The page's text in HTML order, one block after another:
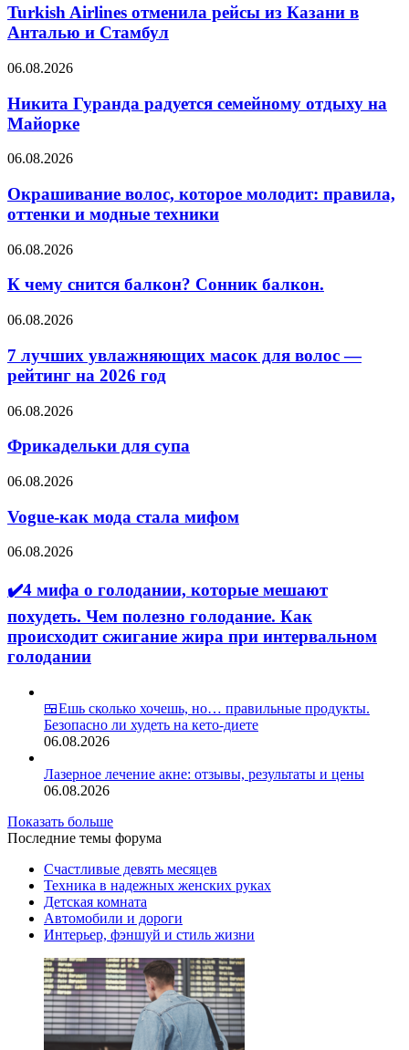
отменила
рейсы
из
в
и
Стамбул
Turkish Airlines отменила рейсы из Казани в
Анталью и Стамбул
Никита
радуется
семейному
отдыху
Майорке
06.08.2026
Никита Гуранда радуется семейному отдыху на
Майорке
Окрашивание
которое
молодит:
правила,
и
техники
06.08.2026
Окрашивание волос, которое молодит: правила,
оттенки и модные техники
К
снится
балкон?
Сонник
06.08.2026
К чему снится балкон? Сонник балкон.
7
увлажняющих
масок
для
—
на
год
06.08.2026
7 лучших увлажняющих масок для волос —
рейтинг на 2026 год
Фрикадельки
супа
06.08.2026
Фрикадельки для супа
Vogue-
мода
стала
мифом
06.08.2026
Vogue-как мода стала мифом
✔️4
о
которые
мешают
похудеть.
полезно
голодание.
происходит
сжигание
голодании
06.08.2026
✔️4 мифа о голодании, которые мешают
похудеть. Чем полезно голодание. Как
происходит сжигание жира при интервальном
голодании
🍱Ешь сколько хочешь, но… правильные продукты.
Безопасно ли худеть на кето-диете
06.08.2026
Лазерное лечение акне: отзывы, результаты и цены
06.08.2026
Показать больше
Последние темы форума
Счастливые девять месяцев
Техника в надежных женских руках
Детская комната
Автомобили и дороги
Интерьер, фэншуй и стиль жизни